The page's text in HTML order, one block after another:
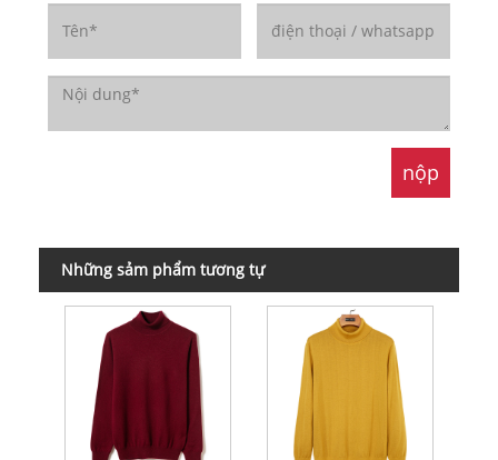
Những sảm phẩm tương tự